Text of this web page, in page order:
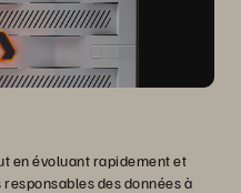
en évoluant rapidement et
des données à